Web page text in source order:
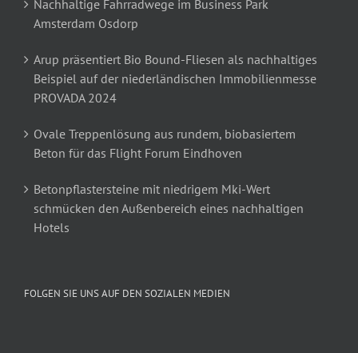
Nachhaltige Fahrradwege im Business Park
Amsterdam Osdorp
Arup präsentiert Bio Bound-Fliesen als nachhaltiges
Beispiel auf der niederländischen Immobilienmesse
PROVADA 2024
Ovale Treppenlösung aus rundem, biobasiertem
Beton für das Flight Forum Eindhoven
Betonpflastersteine mit niedrigem Mki-Wert
schmücken den Außenbereich eines nachhaltigen
Hotels
FOLGEN SIE UNS AUF DEN SOZIALEN MEDIEN